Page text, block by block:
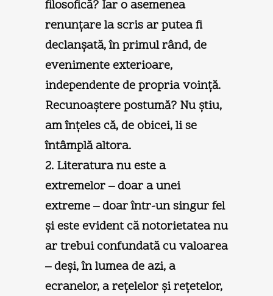
filosofică? Iar o asemenea
renunţare la scris ar putea fi
declanşată, în primul rând, de
evenimente exterioare,
independente de propria voinţă.
Recunoaştere postumă? Nu ştiu,
am înţeles că, de obicei, li se
întâmplă altora.
2. Literatura nu este a
extremelor – doar a unei
extreme – doar într-un singur fel
şi este evident că notorietatea nu
ar trebui confundată cu valoarea
– deşi, în lumea de azi, a
ecranelor, a reţelelor şi reţetelor,